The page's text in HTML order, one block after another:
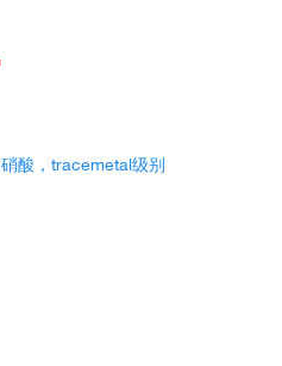
硝酸，tracemetal级别